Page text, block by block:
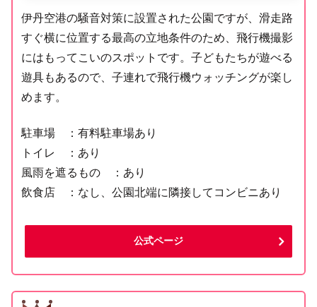
伊丹空港の騒音対策に設置された公園ですが、滑走路
すぐ横に位置する最高の立地条件のため、飛行機撮影
にはもってこいのスポットです。子どもたちが遊べる
遊具もあるので、子連れで飛行機ウォッチングが楽し
めます。
駐車場 ：有料駐車場あり
トイレ ：あり
風雨を遮るもの ：あり
飲食店 ：なし、公園北端に隣接してコンビニあり
公式ページ